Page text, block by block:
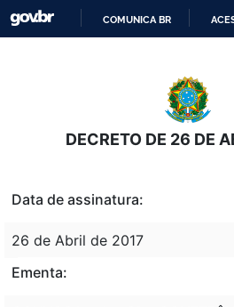
O
COMUNICA BR
DECRETO DE 26 DE
Data de assinatura:
26 de Abril de 2017
Ementa: